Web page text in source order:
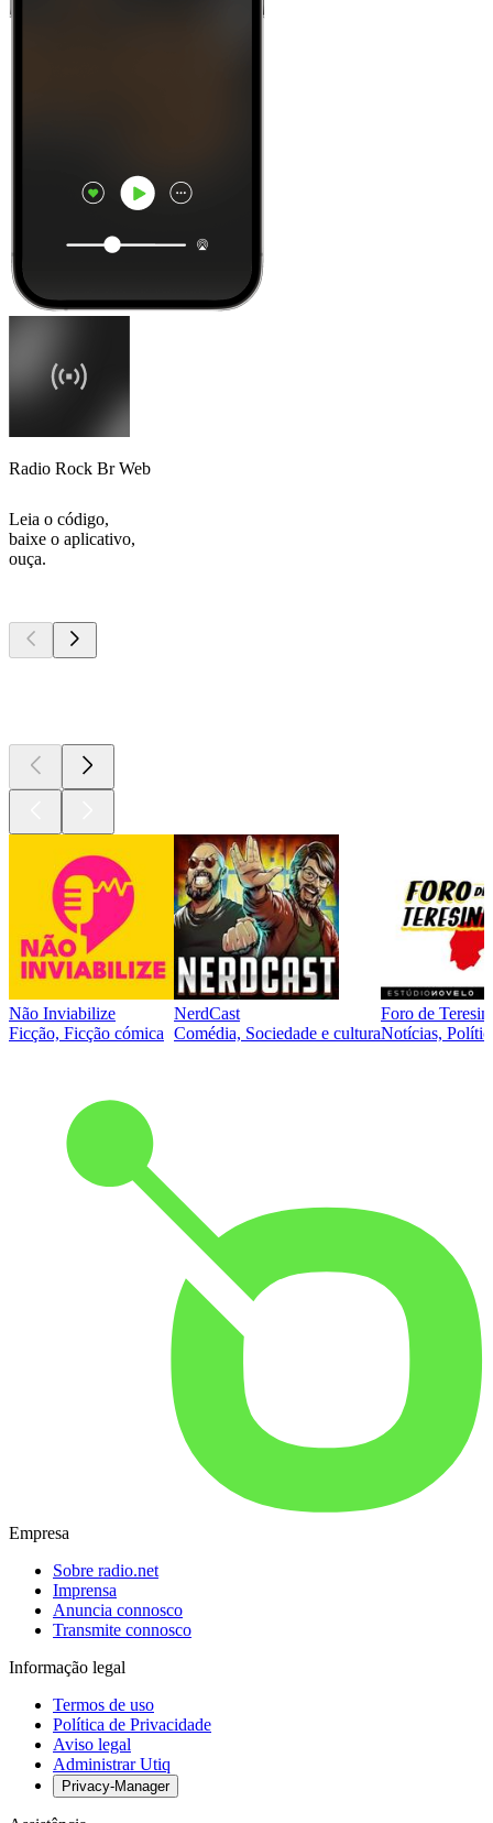
Radio Rock Br Web
Leia o código,
baixe o aplicativo,
ouça.
Não Inviabilize
Ficção, Ficção cómica
NerdCast
Comédia, Sociedade e cultura
Foro de
Notícias,
Empresa
Sobre radio.net
Imprensa
Anuncia connosco
Transmite connosco
Informação legal
Termos de uso
Política de Privacidade
Aviso legal
Administrar Utiq
Privacy-Manager